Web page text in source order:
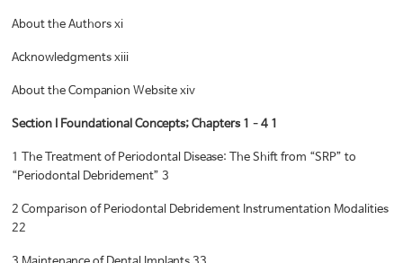
About the Authors xi
Acknowledgments xiii
About the Companion Website xiv
Section I Foundational Concepts; Chapters 1–4 1
1 The Treatment of Periodontal Disease: The Shift from “SRP” to
“Periodontal Debridement” 3
2 Comparison of Periodontal Debridement Instrumentation Modalities
22